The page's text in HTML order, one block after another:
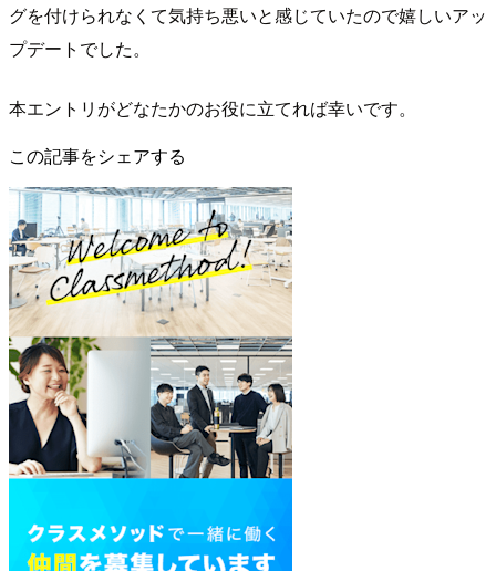
グを付けられなくて気持ち悪いと感じていたので嬉しいアッ
プデートでした。
本エントリがどなたかのお役に立てれば幸いです。
この記事をシェアする